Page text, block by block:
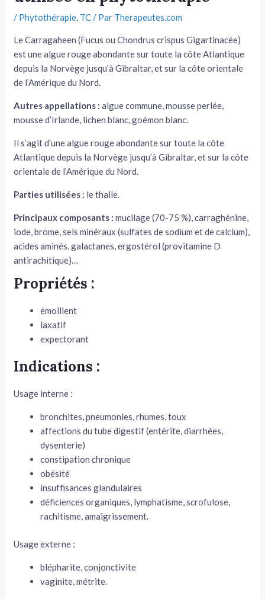
/ Phytothérapie, TC/ Par Therapeutes.com
Le Carragaheen (Fucus ou Chondrus crispus Gigartinacée)
est une algue rouge abondante sur toute la côte Atlantique
depuis la Norvège jusqu’à Gibraltar, et sur la côte orientale
de l’Amérique du Nord.
Autres appellations : algue commune, mousse perlée,
mousse d’Irlande, lichen blanc, goémon blanc.
Il s’agit d’une algue rouge abondante sur toute la côte
Atlantique depuis la Norvège jusqu’à Gibraltar, et sur la côte
orientale de l’Amérique du Nord.
Parties utilisées : le thalle.
Principaux composants : mucilage (70-75 %), carraghénine,
iode, brome, sels minéraux (sulfates de sodium et de calcium),
acides aminés, galactanes, ergostérol (provitamine D
antirachitique)…
Propriétés :
émollient
laxatif
expectorant
Indications :
Usage interne :
bronchites, pneumonies, rhumes, toux
affections du tube digestif (entérite, diarrhées,
dysenterie)
constipation chronique
obésité
insuffisances glandulaires
déficiences organiques, lymphatisme, scrofulose,
rachitisme, amaigrissement.
Usage externe :
blépharite, conjonctivite
vaginite, métrite.